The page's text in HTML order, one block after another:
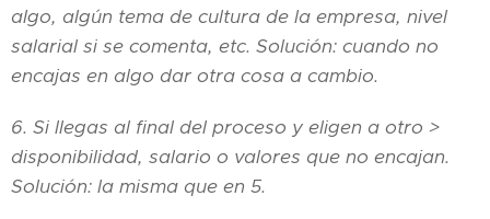
algo, algún tema de cultura de la empresa, nivel
salarial si se comenta, etc. Solución: cuando no
encajas en algo dar otra cosa a cambio.
6. Si llegas al final del proceso y eligen a otro >
disponibilidad, salario o valores que no encajan.
Solución: la misma que en 5.